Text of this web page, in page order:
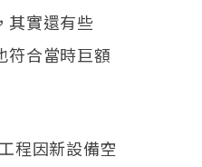
其實還有些
符合當時巨額
程因新設備空